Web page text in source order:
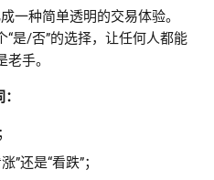
一种简单透明的交易体验。
是/否”的选择，让任何人都能
手。
；
”还是“看跌”；